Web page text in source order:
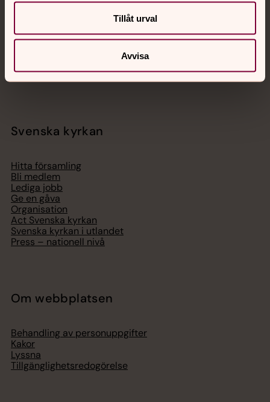
Tillåt urval
Avvisa
med en präst på kvällar och nätter.
Chatt
Telefon 112
Svenska kyrkan
Hitta församling
Bli medlem
Lediga jobb
Ge en gåva
Organisation
Act Svenska kyrkan
Svenska kyrkan i utlandet
Press – nationell nivå
Om webbplatsen
Behandling av personuppgifter
Kakor
Lyssna
Tillgänglighetsredogörelse